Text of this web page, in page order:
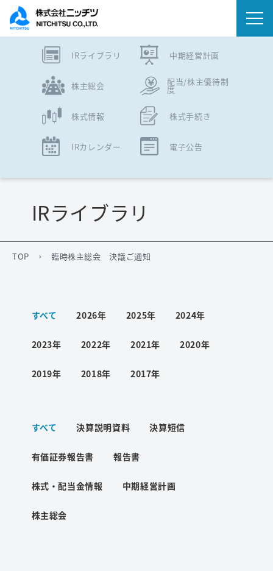
サステナビリティ
ワード検索
お問い合わせ
ご利用条件
IRライブラリ 中期経営計画
株主総会 配当/株主優待制
度
株式情報 株式手続き
IRカレンダー 電子公告
TOP 臨時株主総会 決議ご通知
IRライブラリ
すべて 2026年 2025年 2024年
2023年 2022年 2021年 2020年
2019年 2018年 2017年
すべて 決算説明資料 決算短信
有価証券報告書 報告書
株式・配当金情報 中期経営計画
株主総会